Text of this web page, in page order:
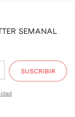
SEMANAL
SUSCRIBIR